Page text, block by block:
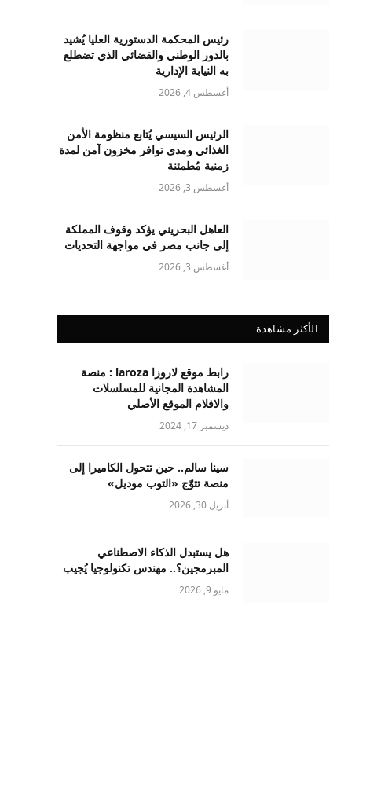
رئيس المحكمة الدستورية العليا يُشيد
بالدور الوطني والقضائي الذي تضطلع
به النيابة الإدارية
أغسطس 4, 2026
الرئيس السيسي يُتابع منظومة الأمن
الغذائي ومدى توافر مخزون آمن لمدة
زمنية مُطمئنة
أغسطس 3, 2026
العاهل البحريني يؤكد وقوف المملكة
إلى جانب مصر في مواجهة التحديات
أغسطس 3, 2026
الأكثر مشاهدة
رابط موقع لاروزا laroza : منصة
المشاهدة المجانية للمسلسلات
والافلام الموقع الأصلي
ديسمبر 17, 2024
سينا سالم.. حين تتحول الكاميرا إلى
منصة تتوّج «التوب موديل»
أبريل 30, 2026
هل يستبدل الذكاء الاصطناعي
المبرمجين؟.. مهندس تكنولوجيا يُجيب
مايو 9, 2026